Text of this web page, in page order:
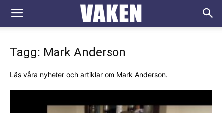
VAKEN.se
Tagg: Mark Anderson
Läs våra nyheter och artiklar om Mark Anderson.